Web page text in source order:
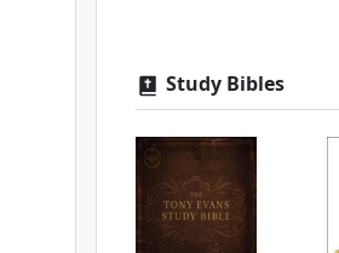
Study Bibles